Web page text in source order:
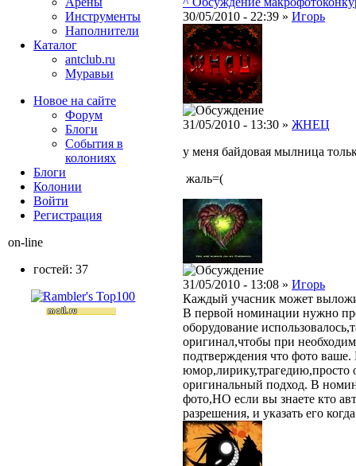
30/05/2010 - 22:39 » Игорь
31/05/2010 - 13:30 » ЖНЕЦ
у меня байдовая мылница
жаль=(
31/05/2010 - 13:08 » Игорь
Каждый учасник может
В первой номинации нужно
оборудование
оригинал,чтобы при
подтверждения что фото
юмор,лирику,трагедию,просто
оригинальный подход. В
фото,НО если вы знаете кто
разрешения, и указать его
Инструменты
Наполнители
Каталог
antclub.ru
Муравьи
Новое на сайте
Форум
Блоги
События в
колониях
Блоги
Колонии
Войти
Peгиcтpaция
on-line
гостей: 37